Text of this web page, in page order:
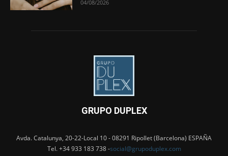
04/08/2026
GRUPO DUPLEX
Avda. Catalunya, 20-22-Local 10 - 08291 Ripollet (Barcelona) ESPAÑA
Tel. +34 933 183 738 -social@grupoduplex.com